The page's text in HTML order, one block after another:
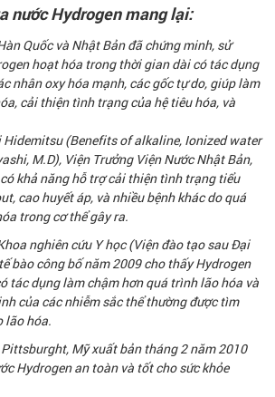
nước Hydrogen mang lại:
Quốc và Nhật Bản đã chứng minh, sử
hoạt hóa trong thời gian dài có tác dụng
nhân oxy hóa mạnh, các gốc tự do, giúp làm
cải thiện tình trạng của hệ tiêu hóa, và
Hidemitsu (Benefits of alkaline, Ionized water
M.D), Viện Trưởng Viện Nước Nhật Bản,
khả năng hỗ trợ cải thiện tình trạng tiểu
cao huyết áp, và nhiều bệnh khác do quá
trong cơ thể gây ra.
nghiên cứu Y học (Viện đào tạo sau Đại
bào công bố năm 2009 cho thấy Hydrogen
tác dụng làm chậm hơn quá trình lão hóa và
của các nhiễm sắc thể thường được tìm
lão hóa.
Mỹ xuất bản tháng 2 năm 2010
Hydrogen an toàn và tốt cho sức khỏe